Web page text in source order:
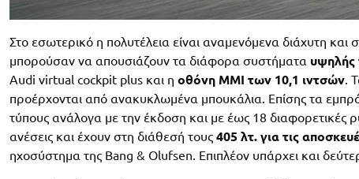
Στο εσωτερικό η πολυτέλεια είναι αναμενόμενα διάχυτη
μπορούσαν να απουσιάζουν τα διάφορα συστήματα υψηλής
Audi virtual cockpit plus και η οθόνη MMI των 10,1 ιντσών.
προέρχονται από ανακυκλωμένα μπουκάλια. Επίσης τα
τύπους ανάλογα με την έκδοση και με έως 18 διαφορετικές
ανέσεις και έχουν στη διάθεσή τους 405 λτ. για τις
ηχοσύστημα της Bang & Olufsen. Επιπλέον υπάρχει και